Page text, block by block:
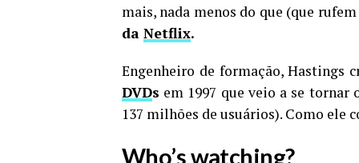
mais, nada menos do que (que
da Netflix.
Engenheiro de formação, Hastings
DVDs em 1997 que veio a se
137 milhões de usuários). Como ele
Who’s watching?